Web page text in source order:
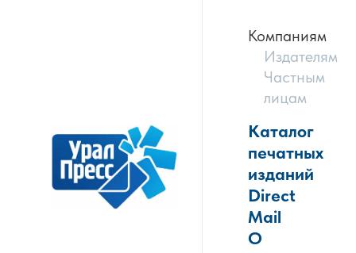
Компаниям
Издателям
Частным
лицам
Каталог
печатных
изданий
Direct
Mail
О